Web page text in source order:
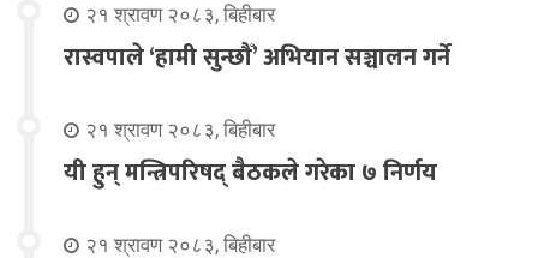
२१ श्रावण २०८३, बिहीबार
रास्वपाले ‘हामी सुन्छौँ’ अभियान सञ्चालन गर्ने
२१ श्रावण २०८३, बिहीबार
यी हुन् मन्त्रिपरिषद् बैठकले गरेका ७ निर्णय
२१ श्रावण २०८३, बिहीबार